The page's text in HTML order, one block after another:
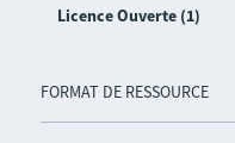
Licence Ouverte (1)
FORMAT DE RESSOURCE